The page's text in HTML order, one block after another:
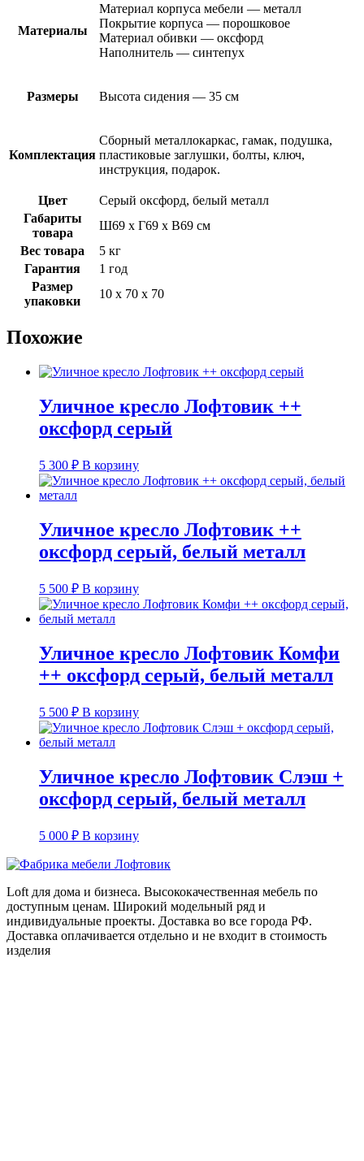
Материалы
Материал корпуса мебели — металл
Покрытие корпуса — порошковое
Материал обивки — оксфорд
Наполнитель — синтепух
Размеры Высота сидения — 35 см
Комплектация
Сборный металлокаркас, гамак, подушка,
пластиковые заглушки, болты, ключ,
инструкция, подарок.
Цвет
Серый оксфорд, белый металл
Габариты
товара
Ш69 х Г69 х В69 см
Вес товара
5 кг
Гарантия
1 год
Размер
упаковки
10 х 70 х 70
Похожие
Уличное кресло Лофтовик ++
оксфорд серый
5 300 ₽ В корзину
Уличное кресло Лофтовик ++
оксфорд серый, белый металл
5 500 ₽ В корзину
Уличное кресло Лофтовик Комфи
++ оксфорд серый, белый металл
5 500 ₽ В корзину
Уличное кресло Лофтовик Слэш +
оксфорд серый, белый металл
5 000 ₽ В корзину
Loft для дома и бизнеса. Высококачественная мебель по
доступным ценам. Широкий модельный ряд и
индивидуальные проекты. Доставка во все города РФ.
Доставка оплачивается отдельно и не входит в стоимость
изделия